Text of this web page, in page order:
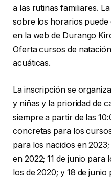
a las rutinas familiares.
sobre los horarios
en la web de Durango
Oferta cursos de
acuáticas.
La inscripción se
y niñas y la prioridad de
siempre a partir de las
concretas para los
para los nacidos en
en 2022; 11 de junio para
los de 2020; y 18 de